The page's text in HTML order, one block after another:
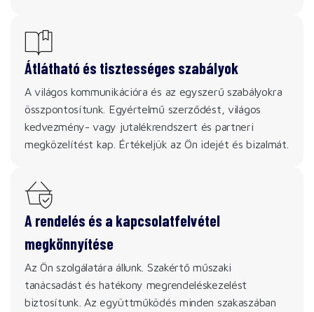
Átlátható és tisztességes szabályok
A világos kommunikációra és az egyszerű szabályokra
összpontosítunk. Egyértelmű szerződést, világos
kedvezmény- vagy jutalékrendszert és partneri
megközelítést kap. Értékeljük az Ön idejét és bizalmát.
A rendelés és a kapcsolatfelvétel
megkönnyítése
Az Ön szolgálatára állunk. Szakértő műszaki
tanácsadást és hatékony megrendeléskezelést
biztosítunk. Az együttműködés minden szakaszában